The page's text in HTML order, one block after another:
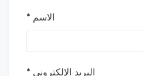
الاسم *
البريد الإلكتروني *